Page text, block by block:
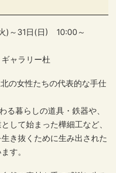
)～31日(日) 10:00～
ャラリー杜
の女性たちの代表的な手仕
る暮らしの道具・鉄器や、
して始まった樺細工など、
き抜くために生み出された
す。